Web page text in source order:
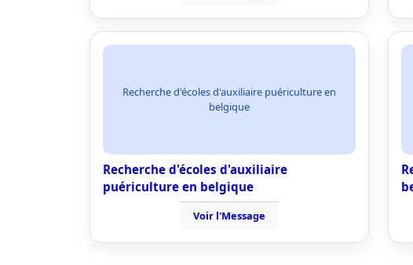
Recherche d'écoles d'auxiliaire puériculture en
belgique
Recherche d'écoles d'auxiliaire
puériculture en belgique
Voir l'Message